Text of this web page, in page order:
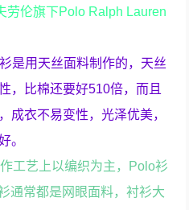
劳伦旗下Polo Ralph Lauren
是用天丝面料制作的，天丝
，比棉还要好510倍，而且
成衣不易变性，光泽优美，
。
工艺上以编织为主，Polo衫
通常都是网眼面料，衬衫大